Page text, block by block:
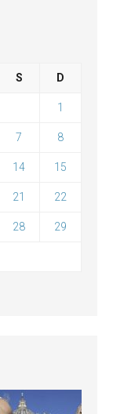
S D
1
7 8
14 15
21 22
28 29